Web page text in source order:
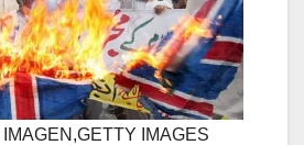
GETTY IMAGES